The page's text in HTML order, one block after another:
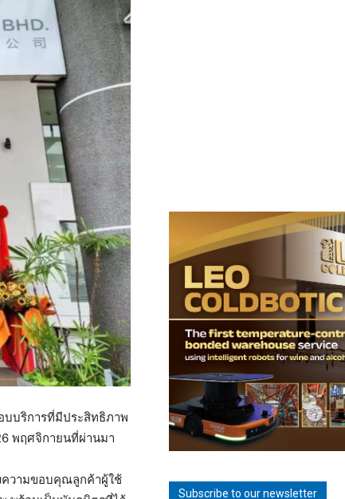
บบริการที่มีประสิทธิภาพ
พฤศจิกายนที่ผ่านมา
ความขอบคุณลูกค้าผู้ใช้
Subscribe to our newsletter